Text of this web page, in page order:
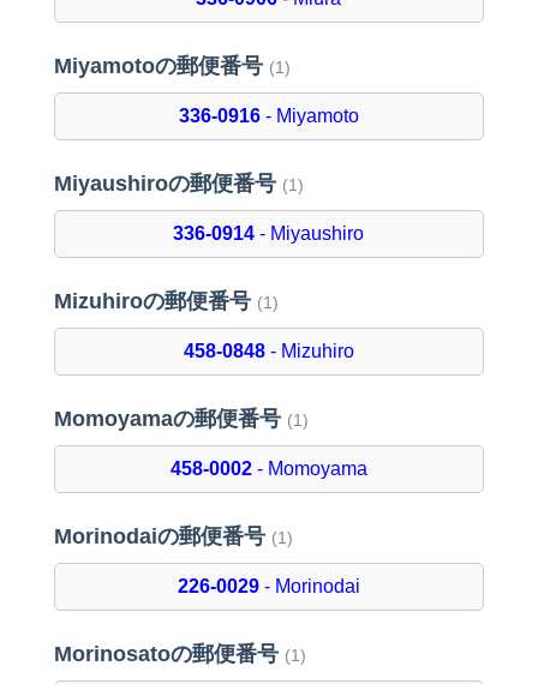
Miyamotoの郵便番号 (1)
336-0916- Miyamoto
Miyaushiroの郵便番号 (1)
336-0914 - Miyaushiro
Mizuhiroの郵便番号 (1)
458-0848- Mizuhiro
Momoyamaの郵便番号 (1)
458-0002- Momoyama
Morinodaiの郵便番号 (1)
226-0029- Morinodai
Morinosatoの郵便番号 (1)